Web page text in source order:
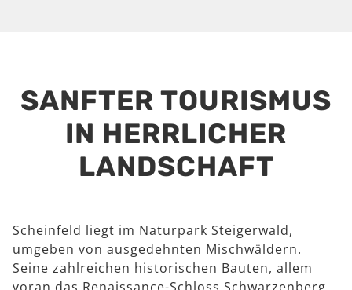
SANFTER TOURISMUS
IN HERRLICHER
LANDSCHAFT
Scheinfeld liegt im Naturpark Steigerwald,
umgeben von ausgedehnten Mischwäldern.
Seine zahlreichen historischen Bauten, allem